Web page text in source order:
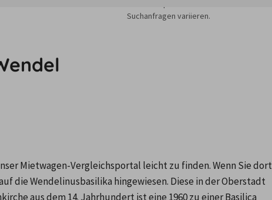
Suchanfragen variieren.
Mietwagen-Vergleichsportal leicht zu finden. Wenn Sie dort
die Wendelinusbasilika hingewiesen. Diese in der Oberstadt
aus dem 14. Jahrhundert ist eine 1960 zu einer Basilica